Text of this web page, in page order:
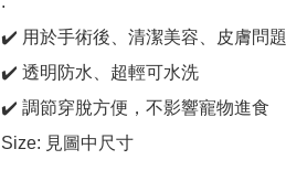
✔️ 用於手術後、清潔美容、皮膚問題
✔️ 透明防水、超輕可水洗
✔️ 調節穿脫方便，不影響寵物進食
Size: 見圖中尺寸